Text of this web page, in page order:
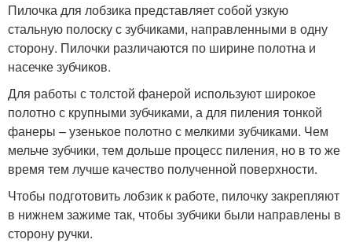
Пилочка для лобзика представляет собой узкую
стальную по­лоску с зубчиками, направленными в одну
сторону. Пилочки различаются по ширине полотна и
насечке зубчиков.
Для работы с толстой фанерой используют ши­рокое
полотно с крупными зубчиками, а для пиления тонкой
фанеры – узенькое полотно с мелкими зубчиками. Чем
мельче зубчики, тем дольше процесс пиления, но в то же
время тем луч­ше качество полученной поверхности.
Чтобы подготовить лобзик к работе, пилочку закрепляют
в нижнем зажиме так, чтобы зубчики были направлены в
сторону ручки.